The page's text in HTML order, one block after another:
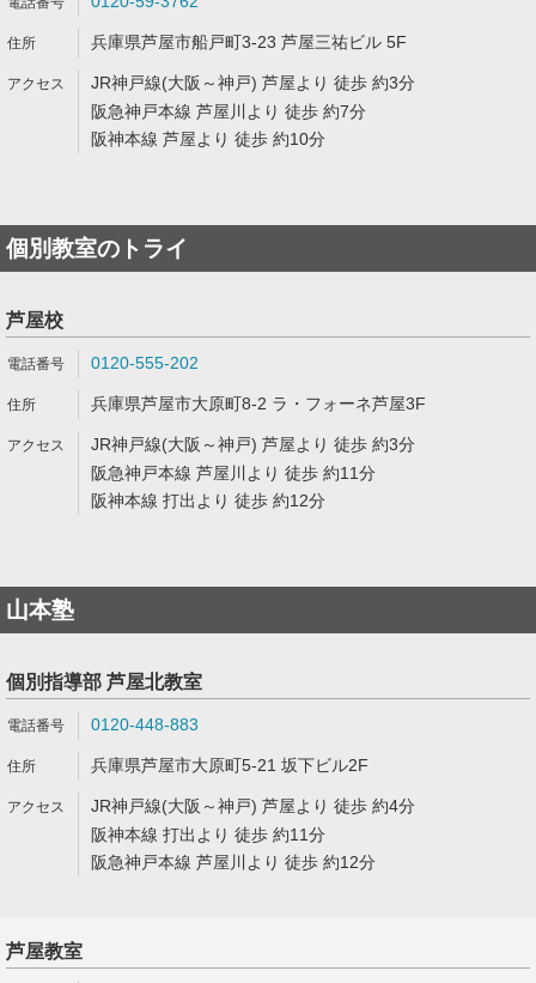
兵庫県芦屋市船戸町3-23 芦屋三祐ビル 5F
JR神戸線(大阪～神戸) 芦屋より 徒歩 約3分
阪急神戸本線 芦屋川より 徒歩 約7分
阪神本線 芦屋より 徒歩 約10分
個別教室のトライ
芦屋校
0120-555-202
兵庫県芦屋市大原町8-2 ラ・フォーネ芦屋3F
JR神戸線(大阪～神戸) 芦屋より 徒歩 約3分
阪急神戸本線 芦屋川より 徒歩 約11分
阪神本線 打出より 徒歩 約12分
山本塾
個別指導部 芦屋北教室
0120-448-883
兵庫県芦屋市大原町5-21 坂下ビル2F
JR神戸線(大阪～神戸) 芦屋より 徒歩 約4分
阪神本線 打出より 徒歩 約11分
阪急神戸本線 芦屋川より 徒歩 約12分
芦屋教室